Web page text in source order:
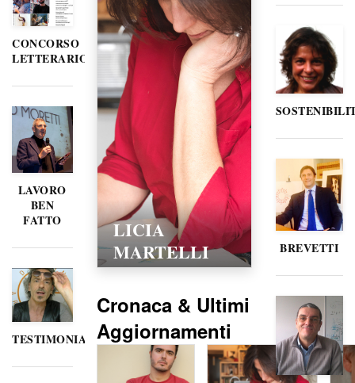
CONCORSO
LETTERARIO
LAVORO
BEN
FATTO
TESTIMONIANZE
LICIA
MARTELLI
Cronaca & Ultimi
Aggiornamenti
BREVETTI